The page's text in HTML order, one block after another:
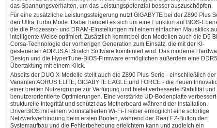
das Spannungsverhalten, um das Leistungspotenzial besser auszuschöpfen.
Für eine zusätzliche Leistungssteigerung nutzt GIGABYTE bei der Z890 Plus
den Ultra Turbo Mode. Dabei handelt es sich um eine Funktion auf BIOS-
die die Prozessor- und DRAM-Einstellungen mit einem einfachen Mausklick
intelligente Weise optimiert. Zusätzlich kommt bei den Modellen auch die D5
Corsa-Technologie der vorherigen Generation zum Einsatz, die mit der KI-
gesteuerten AORUS AI Snatch Software kombiniert wird. Das moderne
Design und die HyperTune-BIOS-Firmware ermöglichen außerdem eine
Übertaktung mit einem Klick.
Abseits der DUO X-Modelle stellt auch die Z890 Plus-Serie - einschließlich der
Varianten AORUS ELITE, GIGABYTE EAGLE und FORCE - die neuen
einer breiten Nutzergruppe zur Verfügung und bietet verbesserte Stabilität und
benutzerorientierte Optimierungen. Eine verstärkte UD-Bodenplatte
strukturelle Integrität und schützt das Motherboard während der Installation.
DriverBIOS mit einem vorinstallierten Wi-Fi-Treiber ermöglicht eine sofortige
Netzwerkverbindung beim ersten Booten, während der Rear EZ-Button den
Systemaufbau und die Fehlerbehebung erleichtern kann und zugleich ein